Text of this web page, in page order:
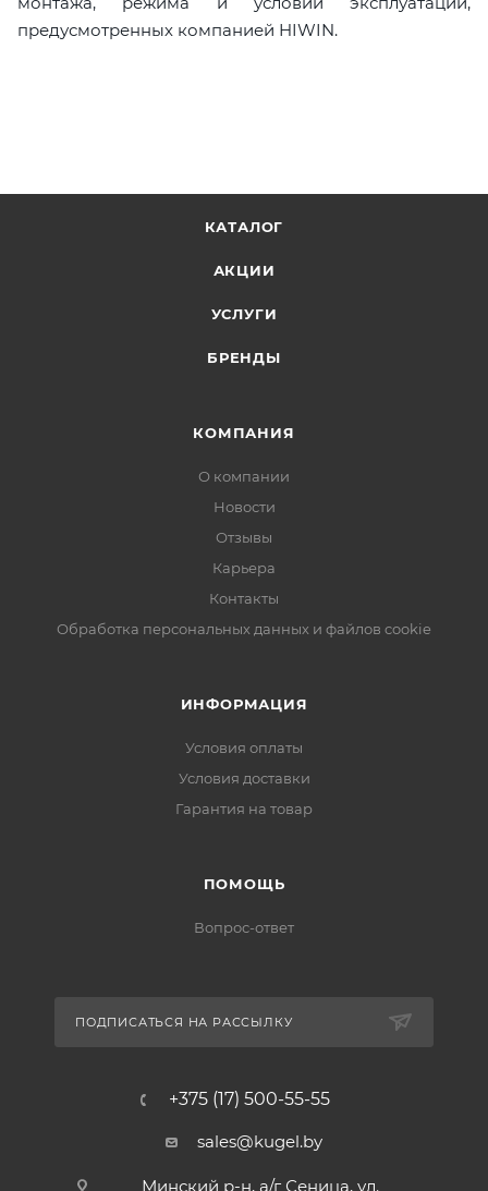
предусмотренных компанией HIWIN.
КАТАЛОГ
АКЦИИ
УСЛУГИ
БРЕНДЫ
КОМПАНИЯ
О компании
Новости
Отзывы
Карьера
Контакты
Обработка персональных данных и файлов cookie
ИНФОРМАЦИЯ
Условия оплаты
Условия доставки
Гарантия на товар
ПОМОЩЬ
Вопрос-ответ
ПОДПИСАТЬСЯ НА РАССЫЛКУ
+375 (17) 500-55-55
sales@kugel.by
Минский р-н, а/г Сеница, ул.